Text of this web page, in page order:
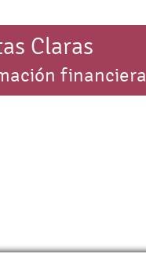
Claras
financiera